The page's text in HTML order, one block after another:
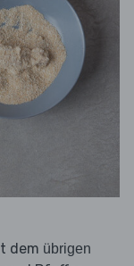
dem übrigen